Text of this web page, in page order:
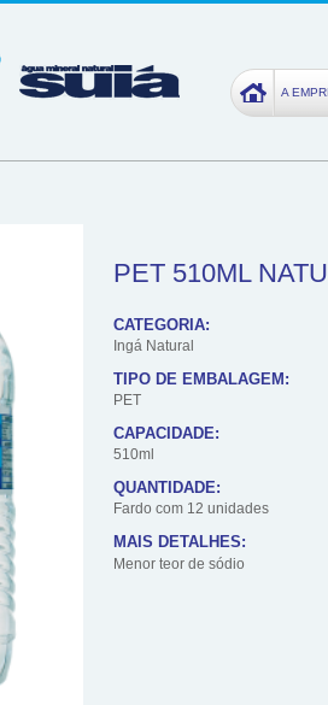
A
PET 510ML
CATEGORIA:
Ingá Natural
TIPO DE EMBALAGEM:
PET
CAPACIDADE:
510ml
QUANTIDADE:
Fardo com 12 unidades
MAIS DETALHES:
Menor teor de sódio